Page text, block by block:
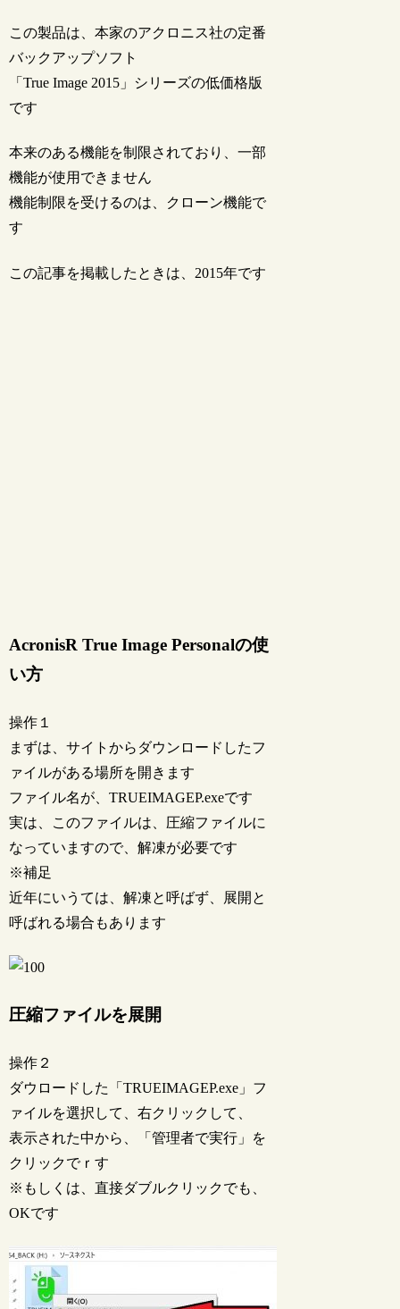
この製品は、本家のアクロニス社の定番
バックアップソフト
「True Image 2015」シリーズの低価格版
です
本来のある機能を制限されており、一部
機能が使用できません
機能制限を受けるのは、クローン機能で
す
この記事を掲載したときは、2015年です
AcronisR True Image Personalの使
い方
操作１
まずは、サイトからダウンロードしたフ
ァイルがある場所を開きます
ファイル名が、TRUEIMAGEP.exeです
実は、このファイルは、圧縮ファイルに
なっていますので、解凍が必要です
※補足
近年にいうては、解凍と呼ばず、展開と
呼ばれる場合もあります
圧縮ファイルを展開
操作２
ダウロードした「TRUEIMAGEP.exe」フ
ァイルを選択して、右クリックして、
表示された中から、「管理者で実行」を
クリックでｒす
※もしくは、直接ダブルクリックでも、
OKです